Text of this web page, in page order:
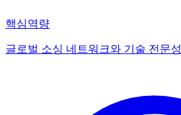
핵심역량
글로벌 소싱 네트워크와 기술 전문성